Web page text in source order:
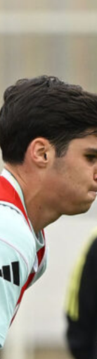
2026
un’idea ben
2026
McKennie:
giornali noi
Su Vlahovic…’
2026